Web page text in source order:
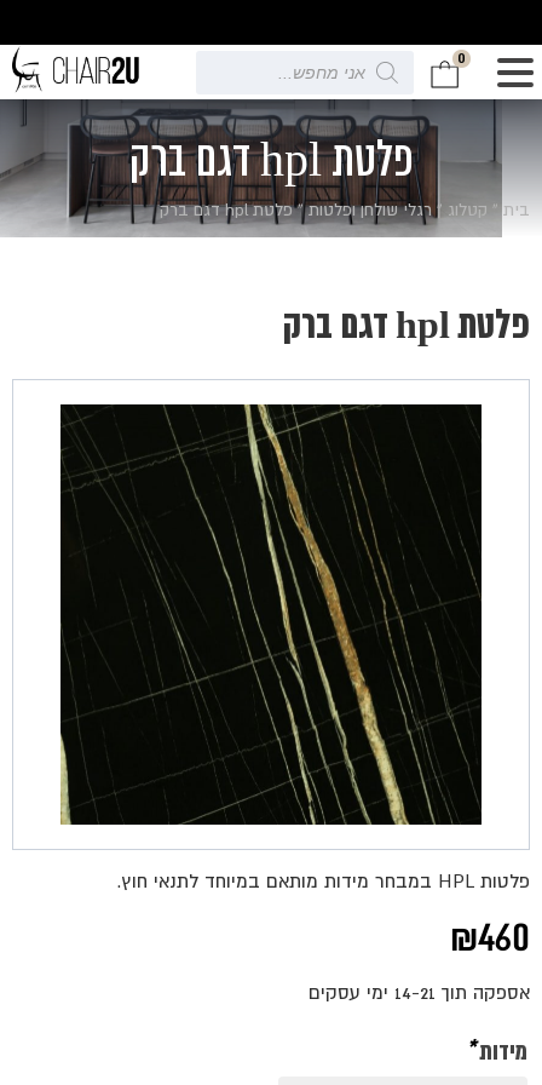
0
Products
search
פלטת hpl דגם ברק
בית » קטלוג » רגלי שולחן ופלטות»פלטת hpl דגם ברק
פלטות HPL במבחר מידות מותאם במיוחד לתנאי חוץ.
₪460
אספקה תוך 14-21 ימי עסקים
מידות*
פלטת hpl דגם ברק